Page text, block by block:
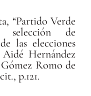
“Partido Verde
selección de
las elecciones
Aidé Hernández
mez Romo de
., p.121.